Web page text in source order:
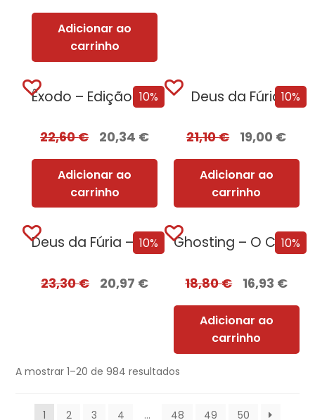
Adicionar ao
carrinho
10%
Êxodo – Edição com EDGES
22,60€ 20,34 €
Adicionar ao
carrinho
10%
Deus da Fúria
21,10€ 19,00 €
Adicionar ao
carrinho
10%
Deus da Fúria – Edição com EDGES
23,30€ 20,97 €
10%
Ghosting – O Caminho para o Sexo
18,80€ 16,93 €
Adicionar ao
carrinho
A mostrar 1–20 de 984 resultados
1 2 3 4 … 48 49 50